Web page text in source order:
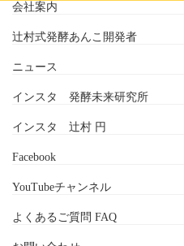
会社案内
辻村式発酵あんこ開発者
ニュース
インスタ 発酵未来研究所
インスタ 辻村 円
Facebook
YouTubeチャンネル
よくあるご質問 FAQ